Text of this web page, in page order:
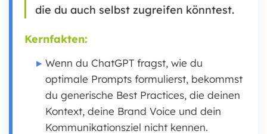
die du auch selbst zugreifen könntest.
Kernfakten:
Wenn du ChatGPT fragst, wie du
optimale Prompts formulierst, bekommst
du generische Best Practices, die deinen
Kontext, deine Brand Voice und dein
Kommunikationsziel nicht kennen.